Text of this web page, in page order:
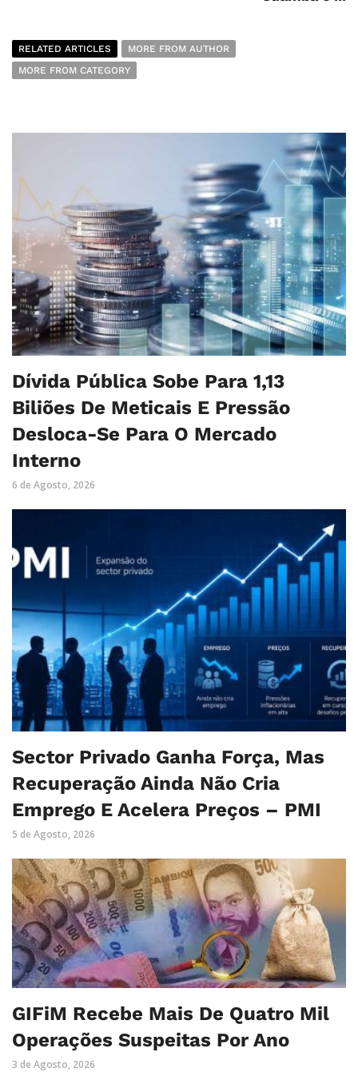
RELATED ARTICLES
MORE FROM AUTHOR
MORE FROM CATEGORY
Dívida Pública Sobe Para 1,13
Biliões De Meticais E Pressão
Desloca-Se Para O Mercado
Interno
6 de Agosto, 2026
Sector Privado Ganha Força, Mas
Recuperação Ainda Não Cria
Emprego E Acelera Preços – PMI
5 de Agosto, 2026
GIFiM Recebe Mais De Quatro Mil
Operações Suspeitas Por Ano
3 de Agosto, 2026